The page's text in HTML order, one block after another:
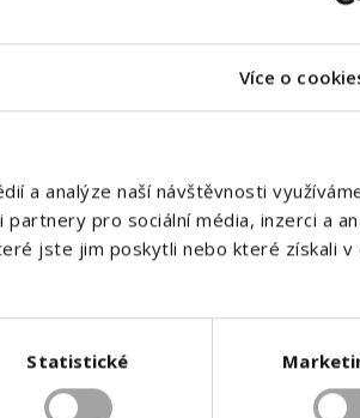
Více o
a analýze naší návštěvnosti
pro sociální média, inzerci a
jste jim poskytli nebo které získali v
Statistické
osobních údajů.